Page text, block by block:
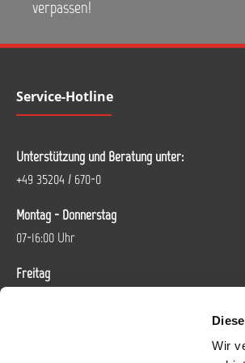
Wir
verpassen!
Service-Hotline
Unterstützung und Beratung unter:
+49 35204 / 670-0
Montag - Donnerstag
07-16:00 Uhr
Freitag